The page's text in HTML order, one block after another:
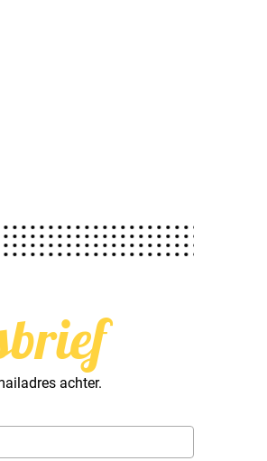
achter.